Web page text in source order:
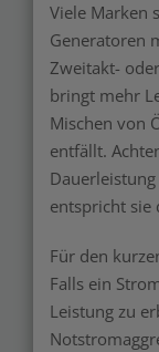
Viele Marken
Generatoren
Zweitakt-
bringt mehr
Mischen von
entfällt.
entspricht sie
Für den
Falls ein
Leistung zu